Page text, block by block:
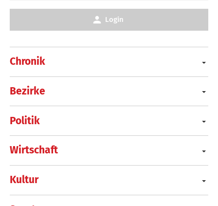
Chronik
Bezirke
Politik
Wirtschaft
Kultur
Login